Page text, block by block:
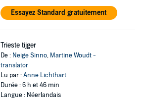
Essayez Standard gratuitement
Trieste tijger
De : Neige Sinno, Martine Woudt -
translator
Lu par :Anne Lichthart
Durée : 6 h et 46 min
Langue : Néerlandais